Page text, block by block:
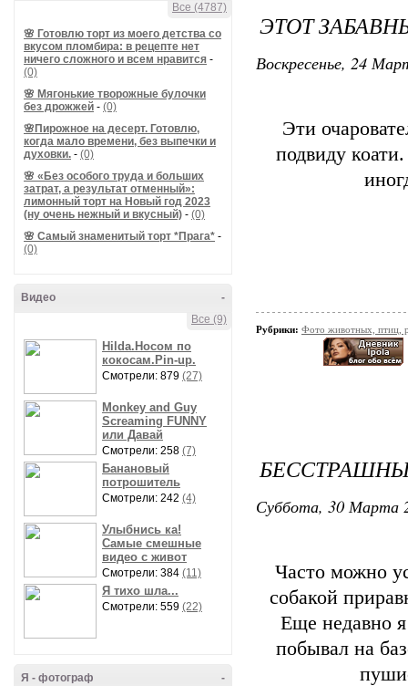
Все (4787)
🌸 Готовлю торт из моего детства со
вкусом пломбира: в рецепте нет
ничего сложного и всем нравится -
(0)
🌸 Мягонькие творожные булочки
без дрожжей - (0)
🌸Пирожное на десерт. Готовлю,
когда мало времени, без выпечки и
духовки. - (0)
🌸 «Без особого труда и больших
затрат, а результат отменный»:
лимонный торт на Новый год 2023
(ну очень нежный и вкусный) - (0)
🌸 Самый знаменитый торт *Прага* -
(0)
-
Видео
Все (9)
Hilda.Носом по
кокосам.Pin-up.
Смотрели: 879 (27)
Monkey and Guy
Screaming FUNNY
или Давай
Смотрели: 258 (7)
Банановый
потрошитель
Смотрели: 242 (4)
Улыбнись ка!
Самые смешные
видео с живот
Смотрели: 384 (11)
Я тихо шла...
Смотрели: 559 (22)
-
Я - фотограф
ЭТОТ
Воскресенье, 24
Эти
подвиду
Рубрики: Фото животных, птиц,
Суббота, 30 Марта
Часто можно
собакой
Еще недавно
побывал на